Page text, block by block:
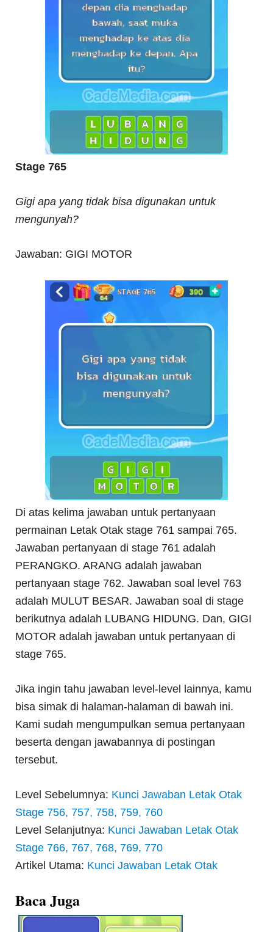
Stage 765
Gigi apa yang tidak bisa digunakan untuk
mengunyah?
Jawaban: GIGI MOTOR
Di atas kelima jawaban untuk pertanyaan
permainan Letak Otak stage 761 sampai 765.
Jawaban pertanyaan di stage 761 adalah
PERANGKO. ARANG adalah jawaban
pertanyaan stage 762. Jawaban soal level 763
adalah MULUT BESAR. Jawaban soal di stage
berikutnya adalah LUBANG HIDUNG. Dan, GIGI
MOTOR adalah jawaban untuk pertanyaan di
stage 765.
Jika ingin tahu jawaban level-level lainnya, kamu
bisa simak di halaman-halaman di bawah ini.
Kami sudah mengumpulkan semua pertanyaan
beserta dengan jawabannya di postingan
tersebut.
Level Sebelumnya: Kunci Jawaban Letak Otak
Stage 756, 757, 758, 759, 760
Level Selanjutnya: Kunci Jawaban Letak Otak
Stage 766, 767, 768, 769, 770
Artikel Utama: Kunci Jawaban Letak Otak
Baca Juga